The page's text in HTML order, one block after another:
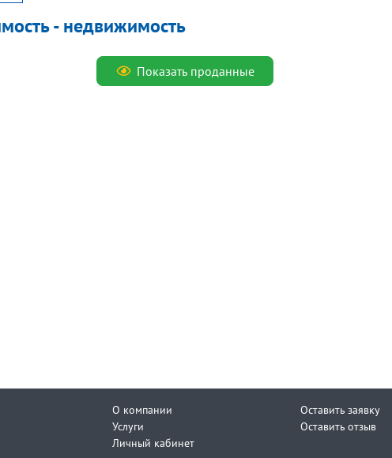
- недвижимость
Показать проданные
О компании
Услуги
Личный кабинет
Оставить заявку
Оставить отзыв